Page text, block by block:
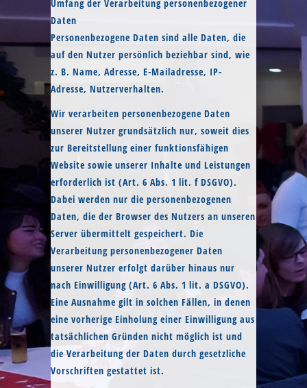
Umfang der Verarbeitung personenbezogener
Daten
Personenbezogene Daten sind alle Daten, die
auf den Nutzer persönlich beziehbar sind, wie
z. B. Name, Adresse, E-Mailadresse, IP-
Adresse, Nutzerverhalten.
Wir verarbeiten personenbezogene Daten
unserer Nutzer grundsätzlich nur, soweit dies
zur Bereitstellung einer funktionsfähigen
Website sowie unserer Inhalte und Leistungen
erforderlich ist (Art. 6 Abs. 1 lit. f DSGVO).
Dabei werden nur die personenbezogenen
Daten, die der Browser des Nutzers an unseren
Server übermittelt gespeichert. Die
Verarbeitung personenbezogener Daten
unserer Nutzer erfolgt darüber hinaus nur
nach Einwilligung (Art. 6 Abs. 1 lit. a DSGVO).
Eine Ausnahme gilt in solchen Fällen, in denen
eine vorherige Einholung einer Einwilligung aus
tatsächlichen Gründen nicht möglich ist und
die Verarbeitung der Daten durch gesetzliche
Vorschriften gestattet ist.